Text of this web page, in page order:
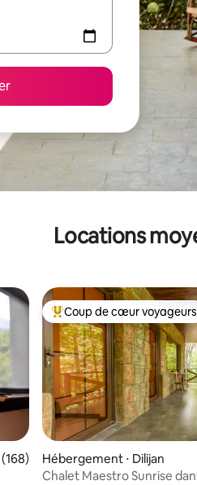
Locations
moyenne sur la base de 168
Coups de cœur voyageurs
Coup de cœur voyageurs
Hébergement ⋅ Dilijan
Chalet Maestro Sunrise